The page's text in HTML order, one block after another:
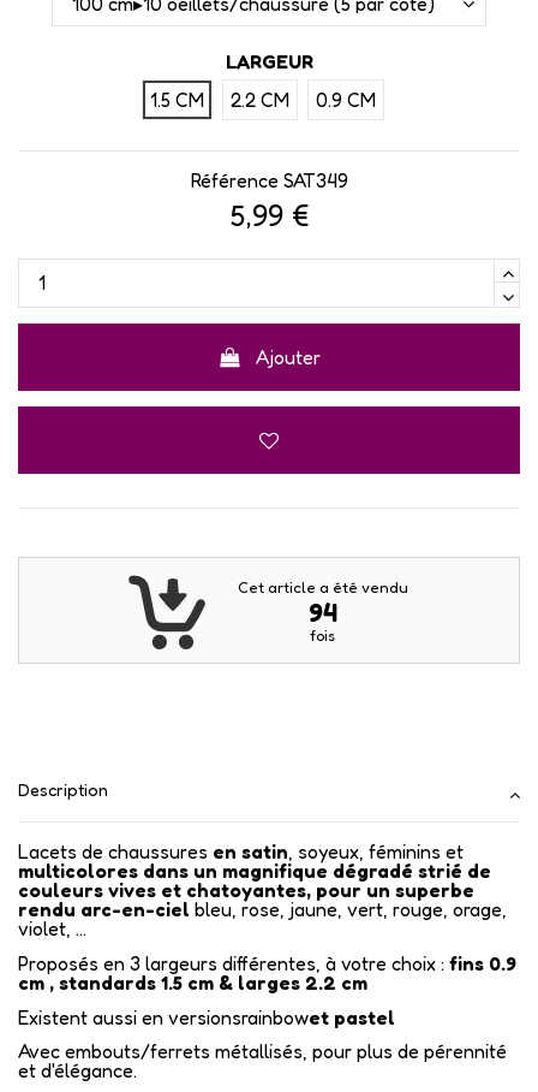
LARGEUR
1.5 CM
2.2 CM 0.9 CM
Référence SAT349
5,99 €
Ajouter
Cet article a été vendu
94
fois
Description
Lacets de chaussures en satin, soyeux, féminins et
multicolores dans un magnifique dégradé strié de
couleurs vives et chatoyantes, pour un superbe
rendu arc-en-ciel bleu, rose, jaune, vert, rouge, orage,
violet, ...
Proposés en 3 largeurs différentes, à votre choix : fins 0.9
cm , standards 1.5 cm & larges 2.2 cm
Existent aussi en versionsrainbowet pastel
Avec embouts/ferrets métallisés, pour plus de pérennité
et d'élégance.